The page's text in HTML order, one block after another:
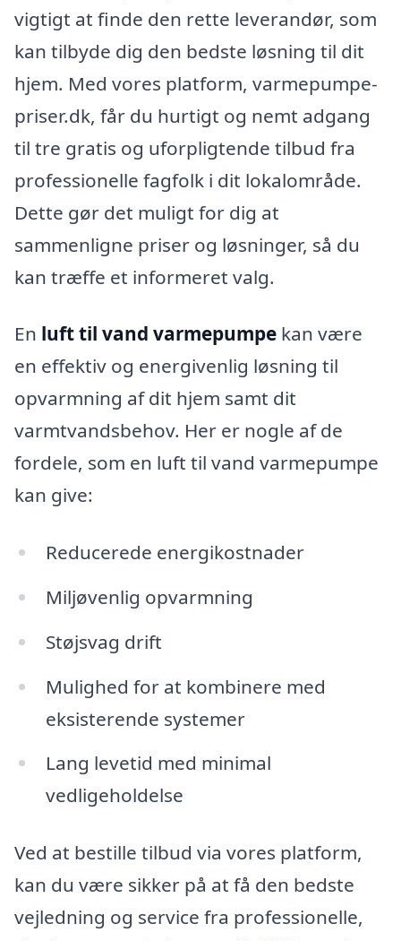
vigtigt at finde den rette leverandør, som
kan tilbyde dig den bedste løsning til dit
hjem. Med vores platform, varmepumpe-
priser.dk, får du hurtigt og nemt adgang
til tre gratis og uforpligtende tilbud fra
professionelle fagfolk i dit lokalområde.
Dette gør det muligt for dig at
sammenligne priser og løsninger, så du
kan træffe et informeret valg.
En luft til vand varmepumpe kan være
en effektiv og energivenlig løsning til
opvarmning af dit hjem samt dit
varmtvandsbehov. Her er nogle af de
fordele, som en luft til vand varmepumpe
kan give:
Reducerede energikostnader
Miljøvenlig opvarmning
Støjsvag drift
Mulighed for at kombinere med
eksisterende systemer
Lang levetid med minimal
vedligeholdelse
Ved at bestille tilbud via vores platform,
kan du være sikker på at få den bedste
vejledning og service fra professionelle,